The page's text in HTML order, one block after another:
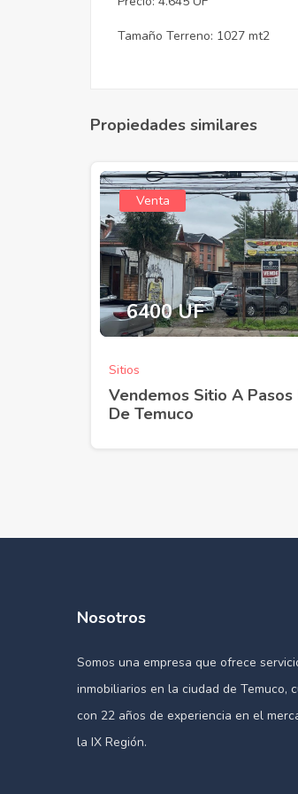
Tamaño Terreno: 1027 mt2
Propiedades similares
Venta
6400 UF
Sitios
Vendemos Sitio A Pasos
De Temuco
Nosotros
Somos una empresa que ofrece
inmobiliarios en la ciudad de Temuco,
con 22 años de experiencia en el
la IX Región.